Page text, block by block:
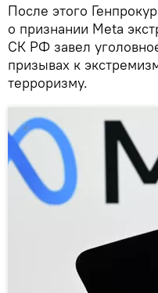
После этого
о признании Meta
СК РФ завел
призывах к
терроризму.